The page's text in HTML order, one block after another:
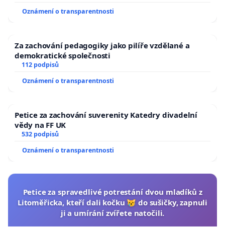
Oznámení o transparentnosti
Za zachování pedagogiky jako pilíře vzdělané a
demokratické společnosti
112 podpisů
Oznámení o transparentnosti
Petice za zachování suverenity Katedry divadelní
vědy na FF UK
532 podpisů
Oznámení o transparentnosti
Petice za spravedlivé potrestání dvou mladíků z
Litoměřicka, kteří dali kočku 😿 do sušičky, zapnuli
ji a umírání zvířete natočili.